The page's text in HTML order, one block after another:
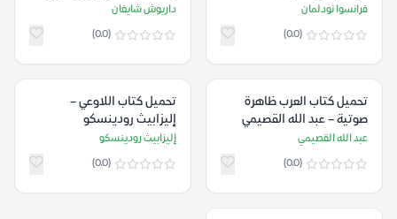
فرانسوا نودلمان
(0.0)
الديني) – داريوش شايغان
داريوش شايغان
(0.0)
تحميل كتاب العرب ظاهرة
صوتية – عبد الله القصيمي
عبد الله القصيمي
(0.0)
تحميل كتاب اللاوعي –
إليزابيث رودينسكو
إليزابيث رودينسكو
(0.0)